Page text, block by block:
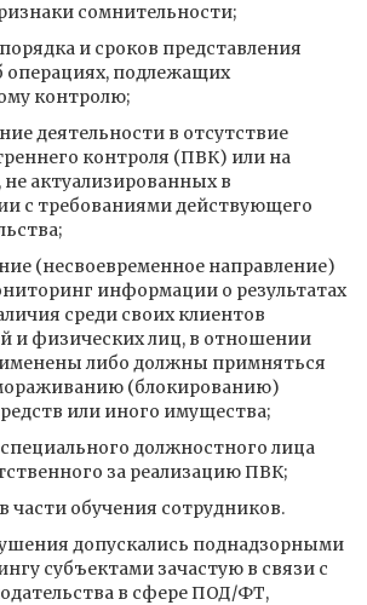
сомнительности;
и сроков представления
операциях, подлежащих
контролю;
деятельности в отсутствие
контроля (ПВК) или на
актуализированных в
с требованиями действующего
(несвоевременное направление)
информации о результатах
среди своих клиентов
и физических лиц, в отношении
либо должны примняться
(блокированию)
или иного имущества;
должностного лица
за реализацию ПВК;
части обучения сотрудников.
допускались поднадзорными
субъектами зачастую в связи с
в сфере ПОД/ФТ,